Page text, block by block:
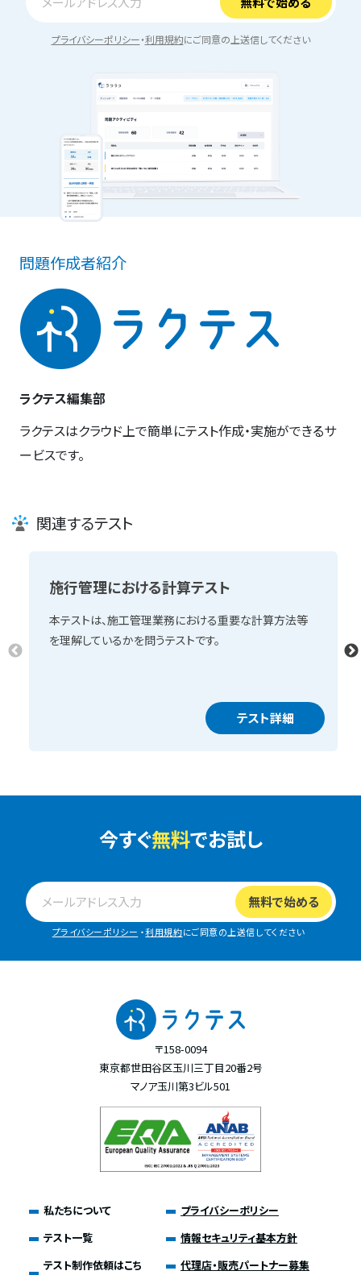
プライバシーポリシー・利用規約にご同意の上送信してください
問題作成者紹介
ラクテス編集部
ラクテスはクラウド上で簡単にテスト作成・実施ができるサ
ービスです。
関連するテスト
施行管理における計算テスト
本テストは、施工管理業務における重要な計算方法等
を理解しているかを問うテストです。
テスト詳細
今すぐ無料でお試し
プライバシーポリシー ・利用規約にご同意の上送信してください
〒158-0094
東京都世田谷区玉川三丁目20番2号
マノア玉川第3ビル501
私たちについて
テスト一覧
テスト制作依頼はこち
プライバシーポリシー
情報セキュリティ基本方針
代理店・販売パートナー募集